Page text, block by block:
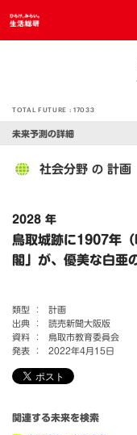
TOTAL FUTURE :17033
未来予測の詳細
社会分野 の 計画
2028 年
鳥取城跡に1907年
閣」が、優美な白亜
類型 ：
計画
出典 ：
読売新聞大阪版
資料 ：
鳥取市教育委員会
発表 ：
2022年4月15日
関連する未来を検索